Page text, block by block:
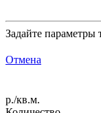
Задайте параметры
Отмена
р./кв.м.